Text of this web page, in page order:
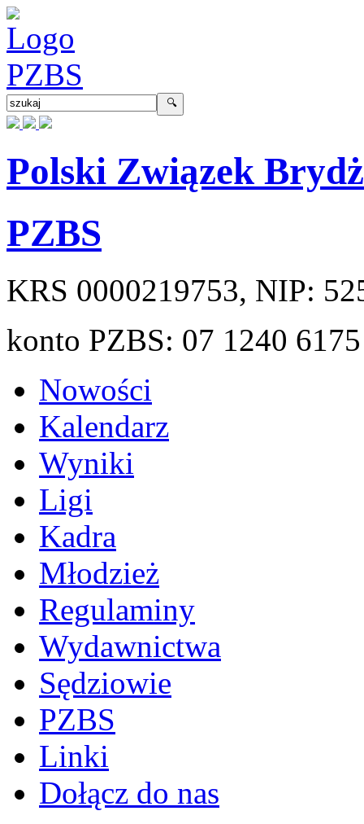
Polski Związek
PZBS
KRS 0000219753, NIP:
konto PZBS: 07 1240
Nowości
Kalendarz
Wyniki
Ligi
Kadra
Młodzież
Regulaminy
Wydawnictwa
Sędziowie
PZBS
Linki
Dołącz do nas